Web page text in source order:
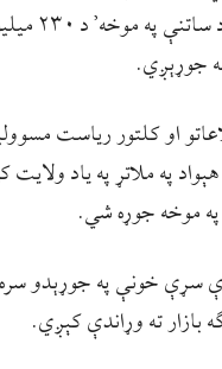
مېوو او
جوړېږي.
او کلتور ریاست
په ملاتړ په یاد
موخه جوړه شي.
خونې په جوړېدو سره
بازار ته وړاندې کېږي.